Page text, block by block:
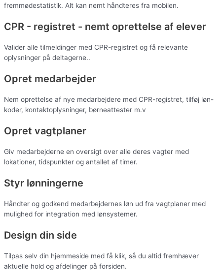
fremmødestatistik. Alt kan nemt håndteres fra mobilen.
CPR - registret - nemt oprettelse af elever
Valider alle tilmeldinger med CPR-registret og få relevante
oplysninger på deltagerne..
Opret medarbejder
Nem oprettelse af nye medarbejdere med CPR-registret, tilføj løn-
koder, kontaktoplysninger, børneattester m.v
Opret vagtplaner
Giv medarbejderne en oversigt over alle deres vagter med
lokationer, tidspunkter og antallet af timer.
Styr lønningerne
Håndter og godkend medarbejdernes løn ud fra vagtplaner med
mulighed for integration med lønsystemer.
Design din side
Tilpas selv din hjemmeside med få klik, så du altid fremhæver
aktuelle hold og afdelinger på forsiden.